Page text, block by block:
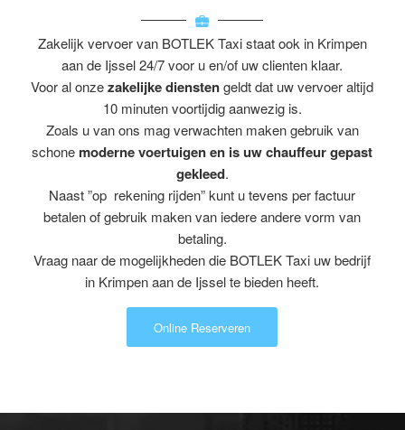
Zakelijk vervoer van BOTLEK Taxi staat ook in Krimpen
aan de Ijssel 24/7 voor u en/of uw clienten klaar.
Voor al onzezakelijke dienstengeldt dat uw vervoer altijd
10 minuten voortijdig aanwezig is.
Zoals u van ons mag verwachten maken gebruik van
schone moderne voertuigen en is uw chauffeur gepast
gekleed.
Naast ”op rekening rijden” kunt u tevens per factuur
betalen of gebruik maken van iedere andere vorm van
betaling.
Vraag naar de mogelijkheden die BOTLEK Taxi uw bedrijf
in Krimpen aan de Ijssel te bieden heeft.
Online Reserveren